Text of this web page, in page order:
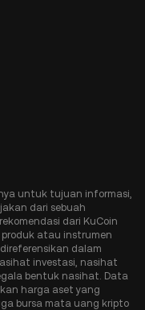
untuk tujuan informasi,
dari sebuah
dari KuCoin
atau instrumen
dalam
investasi, nasihat
bentuk nasihat. Data
harga aset yang
bursa mata uang kripto